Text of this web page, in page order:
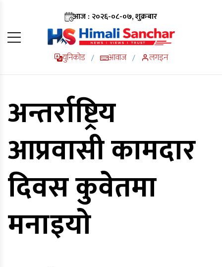
आज : २०२६-०८-०७, शुक्रबार
युनिकोड / आवाज / लगइन
अन्तर्राष्ट्रिय
आप्रवासी कामदार
दिवस कुवेतमा
मनाइयो